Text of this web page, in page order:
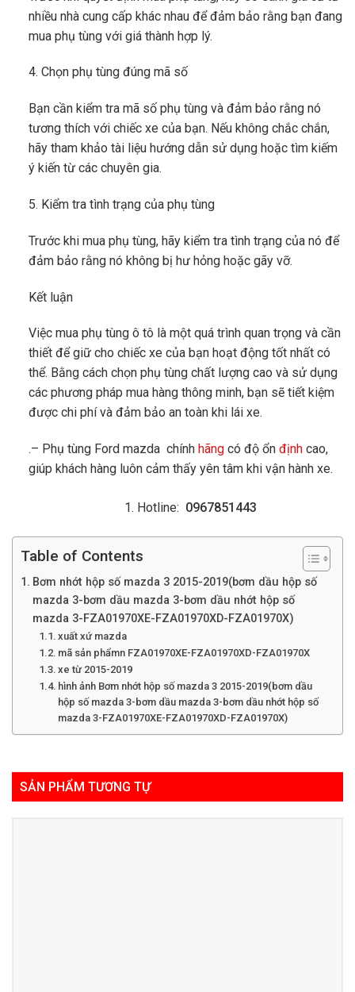
nhiều nhà cung cấp khác nhau để đảm bảo rằng bạn đang
mua phụ tùng với giá thành hợp lý.
4. Chọn phụ tùng đúng mã số
Bạn cần kiểm tra mã số phụ tùng và đảm bảo rằng nó
tương thích với chiếc xe của bạn. Nếu không chắc chắn,
hãy tham khảo tài liệu hướng dẫn sử dụng hoặc tìm kiếm
ý kiến ​​từ các chuyên gia.
5. Kiểm tra tình trạng của phụ tùng
Trước khi mua phụ tùng, hãy kiểm tra tình trạng của nó để
đảm bảo rằng nó không bị hư hỏng hoặc gãy vỡ.
Kết luận
Việc mua phụ tùng ô tô là một quá trình quan trọng và cần
thiết để giữ cho chiếc xe của bạn hoạt động tốt nhất có
thể. Bằng cách chọn phụ tùng chất lượng cao và sử dụng
các phương pháp mua hàng thông minh, bạn sẽ tiết kiệm
được chi phí và đảm bảo an toàn khi lái xe.
.– Phụ tùng Ford mazda chính hãngcó độ ổnđịnhcao,
giúp khách hàng luôn cảm thấy yên tâm khi vận hành xe.
Hotline: 0967851443
Table of Contents
Bơm nhớt hộp số mazda 3 2015-2019(bơm dầu hộp số
mazda 3-bơm dầu mazda 3-bơm dầu nhớt hộp số
mazda 3-FZA01970XE-FZA01970XD-FZA01970X)
xuất xứ mazda
mã sản phẩmn FZA01970XE-FZA01970XD-FZA01970X
xe từ 2015-2019
hình ảnh Bơm nhớt hộp số mazda 3 2015-2019(bơm dầu
hộp số mazda 3-bơm dầu mazda 3-bơm dầu nhớt hộp số
mazda 3-FZA01970XE-FZA01970XD-FZA01970X)
SẢN PHẨM TƯƠNG TỰ